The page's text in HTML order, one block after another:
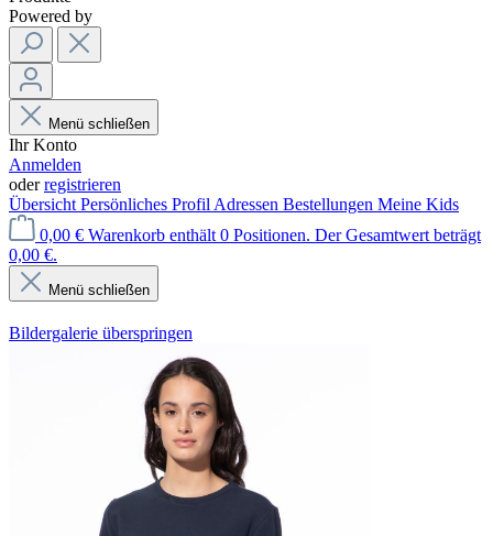
Powered by
Menü schließen
Ihr Konto
Anmelden
oderregistrieren
Übersicht Persönliches Profil Adressen Bestellungen Meine Kids
0,00 € Warenkorb enthält 0 Positionen. Der Gesamtwert beträgt
0,00 €.
Menü schließen
Bildergalerie überspringen